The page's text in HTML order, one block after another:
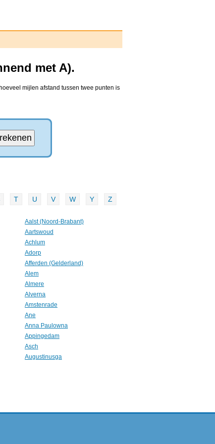
met A).
mijlen afstand tussen twee punten is
T U V W Y Z
Aalst (Noord-Brabant)
Aartswoud
Achlum
Adorp
Afferden (Gelderland)
Alem
Almere
Alverna
Amstenrade
Ane
Anna Paulowna
Appingedam
Asch
Augustinusga